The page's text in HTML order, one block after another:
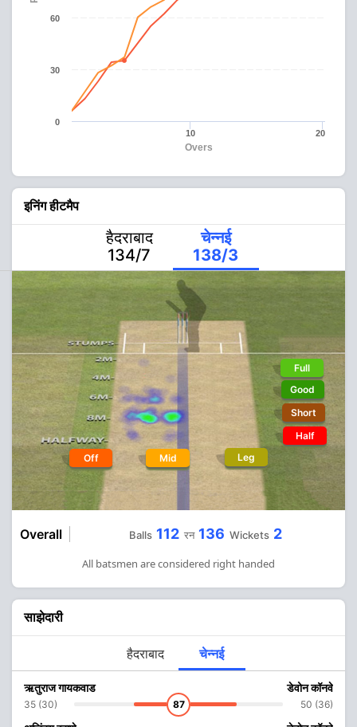
Overs
10 20
0
30
60
इनिंग हीटमैप
हैदराबाद
134/7
चेन्नई
138/3
Off Mid Leg
Full
Good
Short
Half
Overall Balls 112 रन 136 Wickets 2
All batsmen are considered right handed
साझेदारी
हैदराबाद चेन्नई
ऋतुराज गायकवाड
35 (30) 87
डेवोन कॉनवे
50 (36)